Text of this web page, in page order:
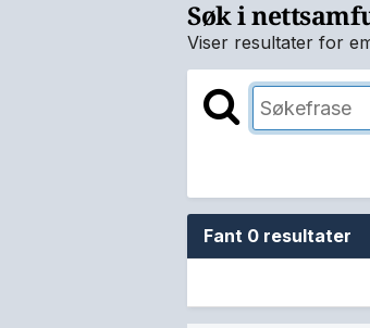
Søk i
Viser resultater for
Fant 0 resultater